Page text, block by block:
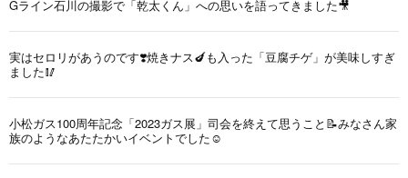
Gライン石川の撮影で「乾太くん」への思いを語ってきました🎥
実はセロリがあうのです❣️焼きナス🍆も入った「豆腐チゲ」が美味しすぎ
ました🥢
小松ガス100周年記念「2023ガス展」司会を終えて思うこと📝みなさん家
族のようなあたたかいイベントでした☺️